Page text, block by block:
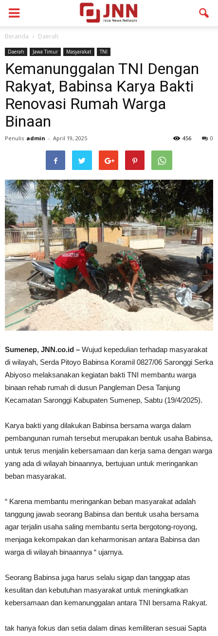
Beranda Daerah
Daerah Jawa Timur Masyarakat TNI
Kemanunggalan TNI Dengan
Rakyat, Babinsa Karya Bakti
Renovasi Rumah Warga
Binaan
Penulis admin - April 19, 2025 0
456
Sumenep, JNN.co.id – Wujud kepedulian terhadap masyarakat
di wilayah, Serda Pitoyo Babinsa Koramil 0827/06 Saronggi Serka
Abiyoso melaksanakan kegiatan bakti TNI membantu warga
binaan rehab rumah di dusun Pangleman Desa Tanjung
Kecamatan Saronggi Kabupaten Sumenep, Sabtu (19/4/2025).
Karya bakti yang dilakukan Babinsa bersama warga dalam
pembangunan rumah tersebut merupakan bentuk usaha Babinsa,
untuk terus menjalin kebersamaan dan kerja sama dengan warga
yang ada di wilayah binaannya, bertujuan untuk meringankan
beban masyarakat.
“ Karena membantu meringankan beban masyarakat adalah
tanggung jawab seorang Babinsa dan bentuk usaha bersama
agar terjalin usaha saling membantu serta bergotong-royong,
menjaga kekompakan dan keharmonisan antara Babinsa dan
warga di wilayah binaannya “ ujarnya.
Seorang Babinsa juga harus selalu sigap dan tanggap atas
kesulitan dan kebutuhan masyarakat untuk meningkatkan
kebersamaan dan kemanunggalan antara TNI bersama Rakyat.
tak hanya fokus dan setia dalam dinas kemiliteran sesuai Sapta